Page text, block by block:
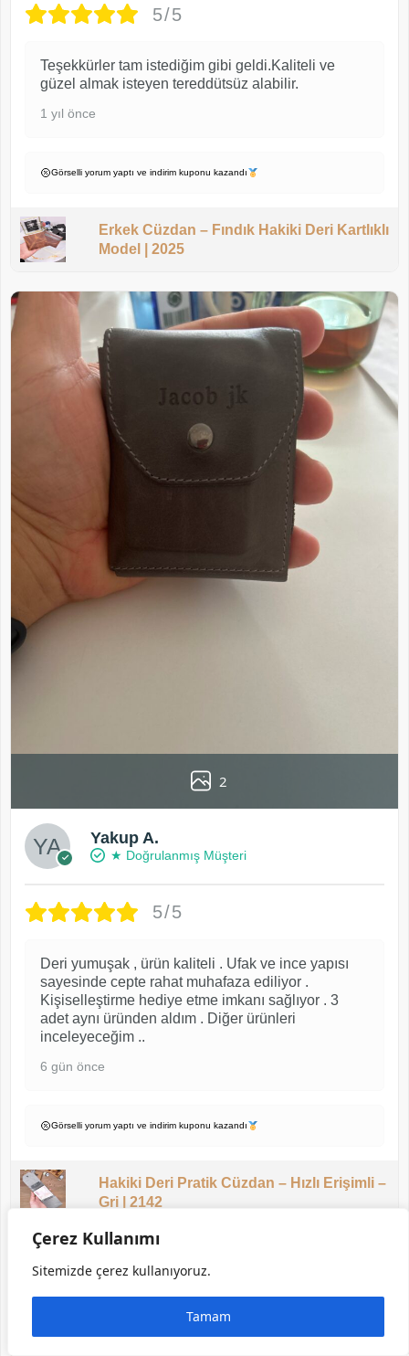
Çerez Kullanımı
Sitemizde çerez kullanıyoruz.
Tamam
5/5
Teşekkürler tam istediğim gibi geldi.Kaliteli ve
güzel almak isteyen tereddütsüz alabilir.
1 yıl önce
Görselli yorum yaptı ve indirim kuponu kazandı
Erkek Cüzdan – Fındık Hakiki Deri Kartlıklı
Model | 2025
2
Yakup A.
★ Doğrulanmış Müşteri
5/5
Deri yumuşak , ürün kaliteli . Ufak ve ince yapısı
sayesinde cepte rahat muhafaza ediliyor .
Kişiselleştirme hediye etme imkanı sağlıyor . 3
adet aynı üründen aldım . Diğer ürünleri
inceleyeceğim ..
6 gün önce
Görselli yorum yaptı ve indirim kuponu kazandı
Hakiki Deri Pratik Cüzdan – Hızlı Erişimli –
Gri | 2142